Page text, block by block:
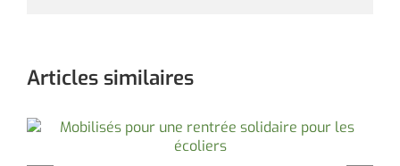
Articles similaires